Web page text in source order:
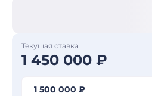
Текущая ставка
1 450 000 ₽
1 500 000 ₽